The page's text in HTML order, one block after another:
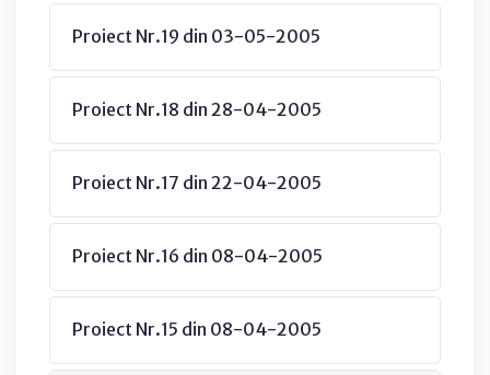
Proiect Nr.19 din 03-05-2005
Proiect Nr.18 din 28-04-2005
Proiect Nr.17 din 22-04-2005
Proiect Nr.16 din 08-04-2005
Proiect Nr.15 din 08-04-2005